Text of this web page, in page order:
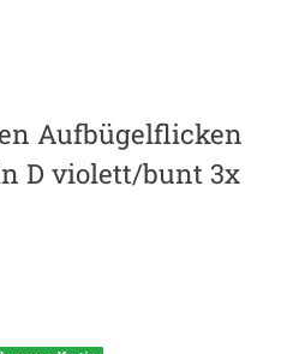
Aufbügelflicken
D violett/bunt 3x